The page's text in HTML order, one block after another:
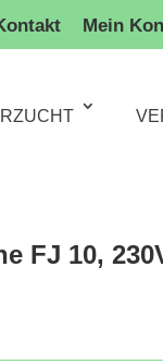
Mein
FJ 10,